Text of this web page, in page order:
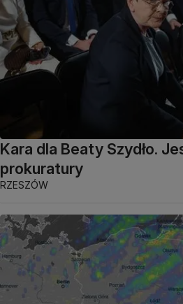
Kara dla Beaty Szydło.
prokuratury
RZESZÓW